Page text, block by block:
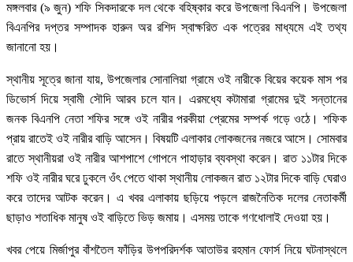
মঙ্গলবার (৯ জুন) শফি সিকদারকে দল থেকে বহিষ্কার করে উপজেলা বিএনপি। উপজেলা
বিএনপির দপ্তর সম্পাদক হারুন অর রশিদ স্বাক্ষরিত এক পত্রের মাধ্যমে এই তথ্য
জানানো হয়।
স্থানীয় সূত্রে জানা যায়, উপজেলার সোনালিয়া গ্রামে ওই নারীকে বিয়ের কয়েক মাস পর
ডিভোর্স দিয়ে স্বামী সৌদি আরব চলে যান। এরমধ্যে কটামারা গ্রামের দুই সন্তানের
জনক বিএনপি নেতা শফির সঙ্গে ওই নারীর পরকীয়া প্রেমের সম্পর্ক গড়ে ওঠে। শফিক
প্রায় রাতেই ওই নারীর বাড়ি আসেন। বিষয়টি এলাকার লোকজনের নজরে আসে। সোমবার
রাতে স্থানীয়রা ওই নারীর আশপাশে গোপনে পাহাড়ার ব্যবস্থা করেন। রাত ১১টার দিকে
শফি ওই নারীর ঘরে ঢুকলে ওঁৎ পেতে থাকা স্থানীয় লোকজন রাত ১২টার দিকে বাড়ি ঘেরাও
করে তাদের আটক করেন। এ খবর এলাকায় ছড়িয়ে পড়লে রাজনৈতিক দলের নেতাকর্মী
ছাড়াও শতাধিক মানুষ ওই বাড়িতে ভিড় জমায়। এসময় তাকে গণধোলাই দেওয়া হয়।
খবর পেয়ে মির্জাপুর বাঁশতৈল ফাঁড়ির উপপরিদর্শক আতাউর রহমান ফোর্স নিয়ে ঘটনাস্থলে